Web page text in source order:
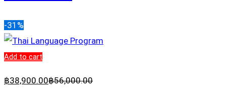
-31%
Add to cart
฿38,900.00฿56,000.00